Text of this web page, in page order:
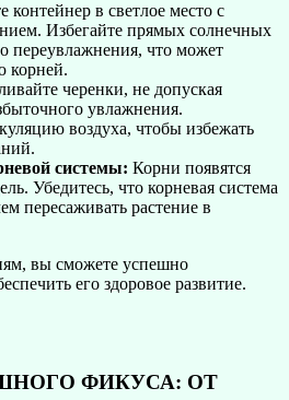
контейнер в светлое место с
Избегайте прямых солнечных
переувлажнения, что может
корней.
черенки, не допуская
увлажнения.
воздуха, чтобы избежать
системы: Корни появятся
Убедитесь, что корневая система
пересаживать растение в
вы сможете успешно
его здоровое развитие.
ФИКУСА: ОТ